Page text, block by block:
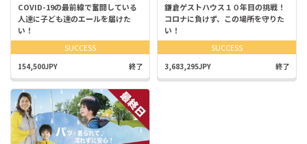
COVID-19の最前線で奮闘している
人達に子ども達のエールを届けた
い！
SUCCESS
154,500JPY 終了
鎌倉ゲストハウス１０年目の挑戦！
コロナに負けず、この場所を守りた
い！
SUCCESS
3,683,295JPY 終了